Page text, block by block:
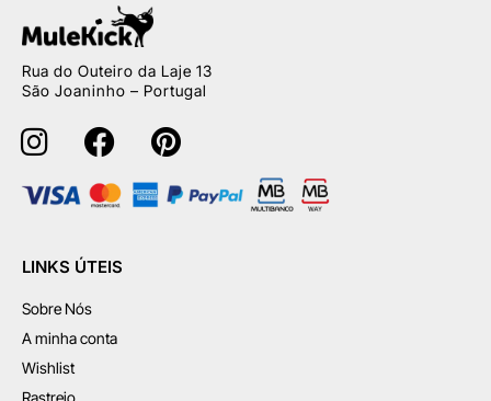
Rua do Outeiro da Laje 13
São Joaninho – Portugal
LINKS ÚTEIS
Sobre Nós
A minha conta
Wishlist